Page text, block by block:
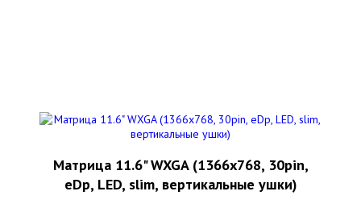
Матрица 11.6" WXGA (1366x768, 30pin,
eDp, LED, slim, вертикальные ушки)